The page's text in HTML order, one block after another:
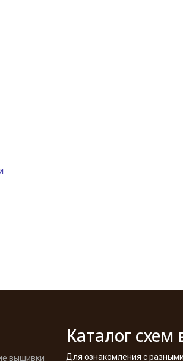
вышивки
Каталог
Для ознакомления с